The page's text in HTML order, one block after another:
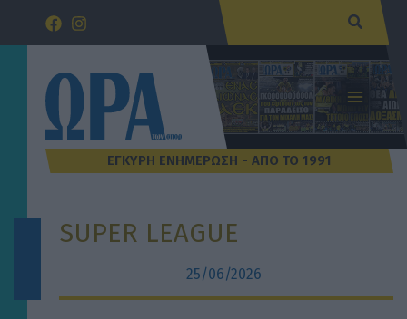
Μετάβαση
SUPER LEAGUE
25/06/2026